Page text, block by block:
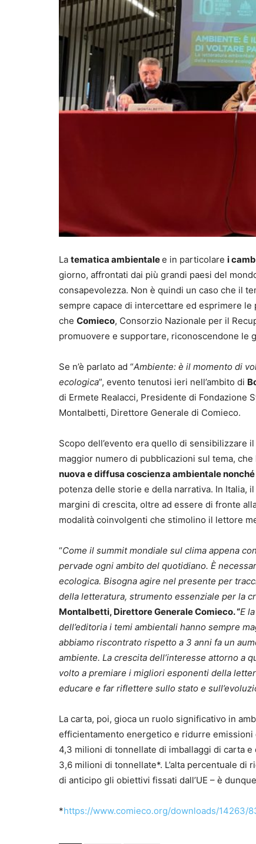
La tematica ambientalee in particolare i
giorno, affrontati dai più grandi paesi del
consapevolezza. Non è quindi un caso che il
sempre capace di intercettare ed esprimere
che Comieco, Consorzio Nazionale per il
promuovere e supportare, riconoscendone le
Se n’è parlato ad “Ambiente: è il momento di
ecologica”, evento tenutosi ieri nell’ambito di
di Ermete Realacci, Presidente di Fondazione
Montalbetti, Direttore Generale di Comieco.
Scopo dell’evento era quello di sensibilizzare
maggior numero di pubblicazioni sul tema,
nuova e diffusa coscienza ambientale
potenza delle storie e della narrativa. In Italia,
margini di crescita, oltre ad essere di fronte
modalità coinvolgenti che stimolino il lettore
“Come il summit mondiale sul clima appena
pervade ogni ambito del quotidiano. È
ecologica. Bisogna agire nel presente per
della letteratura, strumento essenziale per la
Montalbetti, Direttore Generale Comieco. “E
dell’editoria i temi ambientali hanno sempre
abbiamo riscontrato rispetto a 3 anni fa un
ambiente. La crescita dell’interesse attorno a
volto a premiare i migliori esponenti della
educare e far riflettere sullo stato e
La carta, poi, gioca un ruolo significativo in
efficientamento energetico e ridurre emissioni
4,3 milioni di tonnellate di imballaggi di carta
3,6 milioni di tonnellate*. L’alta percentuale di
di anticipo gli obiettivi fissati dall’UE – è
*https://www.comieco.org/downloads/14263/